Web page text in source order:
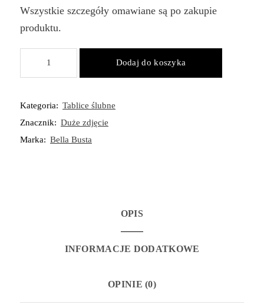
Wszystkie szczegóły omawiane są po zakupie
produktu.
zdjęciem
140x60
cm
Dodaj do koszyka
Kategoria: Tablice ślubne
Znacznik: Duże zdjęcie
Marka: Bella Busta
OPIS
INFORMACJE DODATKOWE
OPINIE (0)